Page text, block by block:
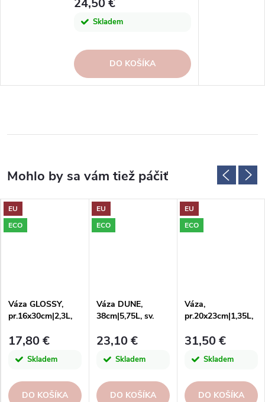
Skladem
DO KOŠÍKA
EU
ECO
Váza GLOSSY,
pr.16x30cm|2,3L,
17,80 €
Skladem
DO KOŠÍKA
EU
ECO
Váza DUNE,
38cm|5,75L, sv.
23,10 €
Skladem
DO KOŠÍKA
EU
ECO
Váza,
pr.20x23cm|1,35L,
Miguel
31,50 €
Skladem
DO KOŠÍKA